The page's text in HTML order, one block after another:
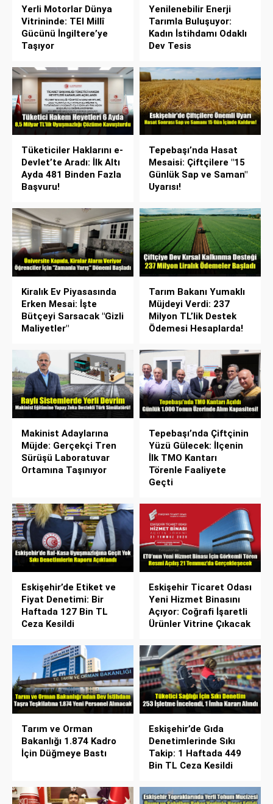
Yerli Motorlar Dünya
Vitrininde: TEI Millî
Gücünü İngiltere’ye
Taşıyor
Yenilenebilir Enerji
Tarımla Buluşuyor:
Kadın İstihdamı Odaklı
Dev Tesis
Tüketiciler Haklarını e-
Devlet’te Aradı: İlk Altı
Ayda 481 Binden Fazla
Başvuru!
Tepebaşı’nda Hasat
Mesaisi: Çiftçilere "15
Günlük Sap ve Saman"
Uyarısı!
Kiralık Ev Piyasasında
Erken Mesai: İşte
Bütçeyi Sarsacak "Gizli
Maliyetler"
Tarım Bakanı Yumaklı
Müjdeyi Verdi: 237
Milyon TL’lik Destek
Ödemesi Hesaplarda!
Makinist Adaylarına
Müjde: Gerçekçi Tren
Sürüşü Laboratuvar
Ortamına Taşınıyor
Tepebaşı’nda Çiftçinin
Yüzü Gülecek: İlçenin
İlk TMO Kantarı
Törenle Faaliyete
Geçti
Eskişehir’de Etiket ve
Fiyat Denetimi: Bir
Haftada 127 Bin TL
Ceza Kesildi
Eskişehir Ticaret Odası
Yeni Hizmet Binasını
Açıyor: Coğrafi İşaretli
Ürünler Vitrine Çıkacak
Tarım ve Orman
Bakanlığı 1.874 Kadro
İçin Düğmeye Bastı
Eskişehir’de Gıda
Denetimlerinde Sıkı
Takip: 1 Haftada 449
Bin TL Ceza Kesildi